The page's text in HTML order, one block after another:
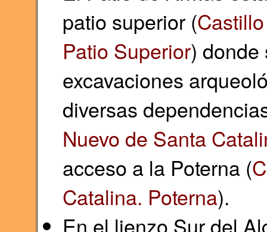
patio superior (
Patio Superior) donde
excavaciones
diversas
Nuevo de Santa
acceso a la Poterna (
Catalina. Poterna).
En el lienzo Sur del